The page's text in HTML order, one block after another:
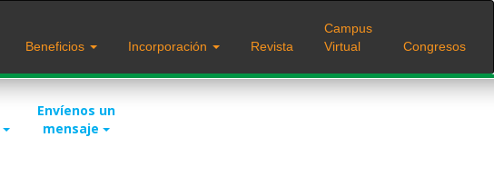
Beneficios Incorporación Revista
Campus
Virtual
Congresos
Envíenos un
mensaje